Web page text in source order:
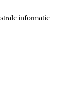
informatie